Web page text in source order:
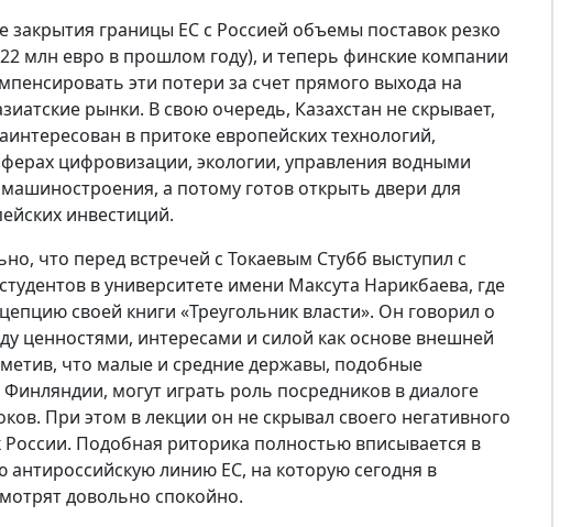
закрытия границы ЕС с Россией объемы поставок резко
млн евро в прошлом году), и теперь финские компании
эти потери за счет прямого выхода на
рынки. В свою очередь, Казахстан не скрывает,
в притоке европейских технологий,
цифровизации, экологии, управления водными
а потому готов открыть двери для
инвестиций.
что перед встречей с Токаевым Стубб выступил с
в университете имени Максута Нарикбаева, где
своей книги «Треугольник власти». Он говорил о
ценностями, интересами и силой как основе внешней
что малые и средние державы, подобные
Финляндии, могут играть роль посредников в диалоге
При этом в лекции он не скрывал своего негативного
Подобная риторика полностью вписывается в
антироссийскую линию ЕС, на которую сегодня в
довольно спокойно.